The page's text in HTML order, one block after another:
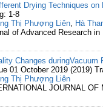
Drying Techniques
1-8
Thị Phượng Liên, Hà
of Advanced Research
Changes duringVacuum
01 October 2019 (2019)
Thị Phượng Liên
JOURNAL OF